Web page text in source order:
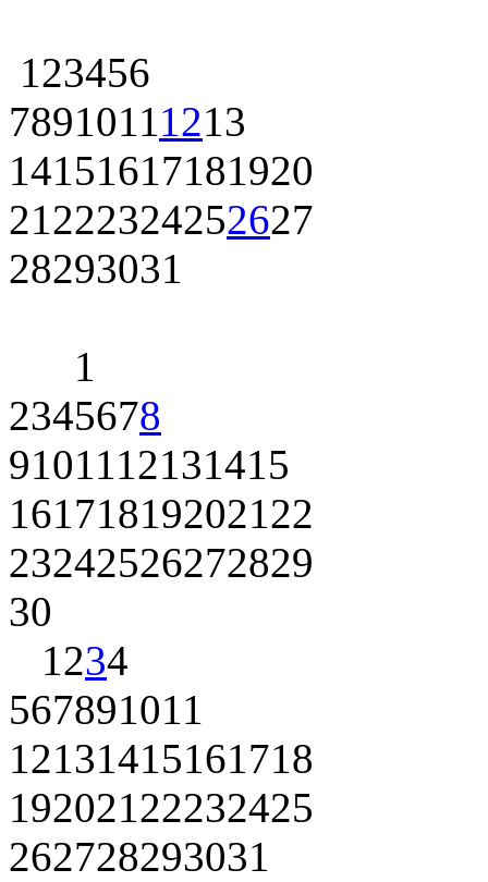
123456
78910111213
14151617181920
21222324252627
28293031
1
2345678
9101112131415
16171819202122
23242526272829
30
1234
567891011
12131415161718
19202122232425
262728293031